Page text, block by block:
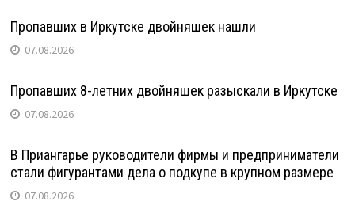
Пропавших в Иркутске двойняшек нашли
07.08.2026
Пропавших 8-летних двойняшек разыскали в Иркутске
07.08.2026
В Приангарье руководители фирмы и предприниматели
стали фигурантами дела о подкупе в крупном размере
07.08.2026